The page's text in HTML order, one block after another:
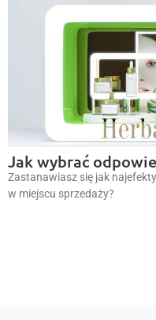
Jak wybrać
Zastanawiasz się jak
w miejscu sprzedaży?